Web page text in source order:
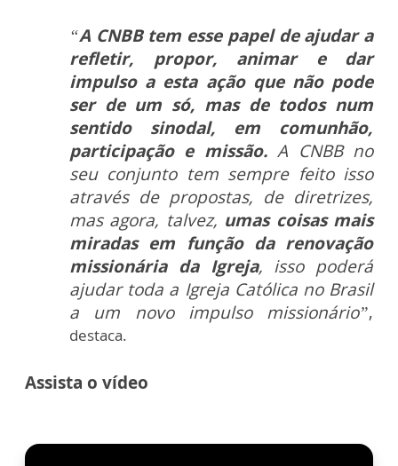
“A CNBB tem esse papel de ajudar a
refletir, propor, animar e dar
impulso a esta ação que não pode
ser de um só, mas de todos num
sentido sinodal, em comunhão,
participação e missão.A CNBB no
seu conjunto tem sempre feito isso
através de propostas, de diretrizes,
mas agora, talvez, umas coisas mais
miradas em função da renovação
missionária da Igreja, isso poderá
ajudar toda a Igreja Católica no Brasil
a um novo impulso missionário”,
destaca.
Assista o vídeo